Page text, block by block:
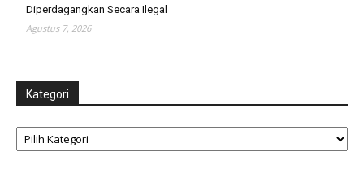
Diperdagangkan Secara Ilegal
Agustus 7, 2026
Kategori
Kategori